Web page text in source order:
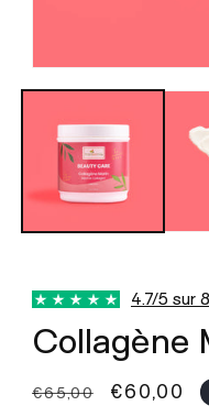
le
dans
fenêtre
modale
4.7/5 sur
Collagène
Prix
€65,00
Prix
€60,00